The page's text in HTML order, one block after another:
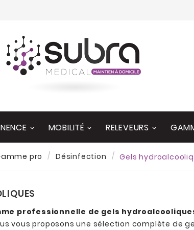
MOBILITÉ RELEVEURS
pro Désinfection Gels
professionnelle de gels
vous proposons une sélection complète de